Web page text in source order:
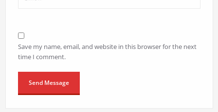
Save my name, email, and website in this browser for the next
time I comment.